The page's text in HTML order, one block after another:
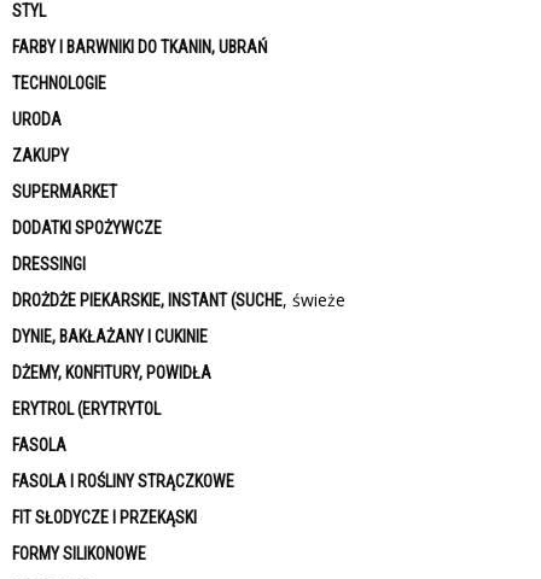
STYL
FARBY I BARWNIKI DO TKANIN, UBRAŃ
TECHNOLOGIE
URODA
ZAKUPY
SUPERMARKET
DODATKI SPOŻYWCZE
DRESSINGI
DROŻDŻE PIEKARSKIE, INSTANT (SUCHE, świeże
DYNIE, BAKŁAŻANY I CUKINIE
DŻEMY, KONFITURY, POWIDŁA
ERYTROL (ERYTRYTOL
FASOLA
FASOLA I ROŚLINY STRĄCZKOWE
FIT SŁODYCZE I PRZEKĄSKI
FORMY SILIKONOWE